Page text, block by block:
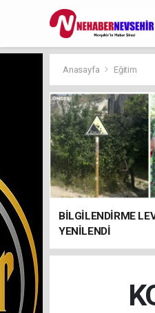
Anasayfa Eğitim
BİLGİLENDİRME
YENİLENDİ